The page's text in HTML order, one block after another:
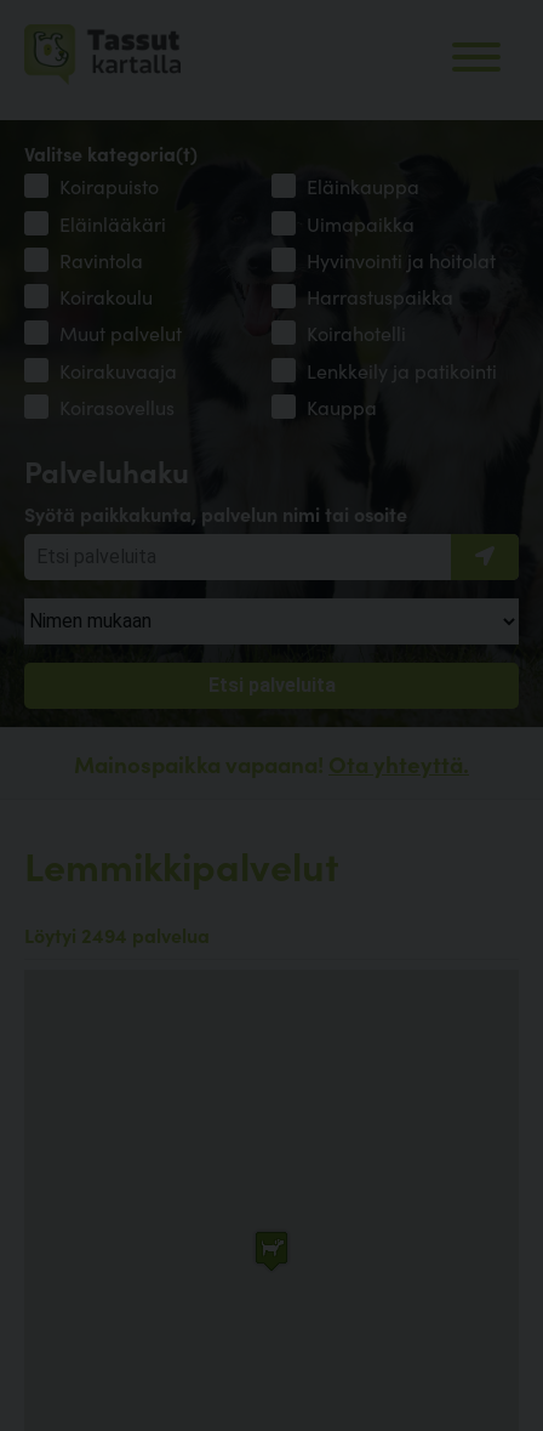
Palveluhaku
Syötä paikkakunta, palvelun nimi tai osoite
Valitse kategoria(t)
Koirapuisto
Eläinkauppa
Eläinlääkäri
Uimapaikka
Ravintola
Hyvinvointi ja hoitolat
Koirakoulu
Harrastuspaikka
Muut palvelut
Koirahotelli
Koirakuvaaja
Lenkkeily ja patikointi
Koirasovellus
Kauppa
Mainospaikka vapaana! Ota yhteyttä.
Lemmikkipalvelut
Löytyi 2494 palvelua